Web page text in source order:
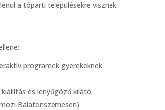
a tóparti településekre visznek.
programok gyerekeknek.
és lenyűgöző kilátó.
Balatonszemesen).